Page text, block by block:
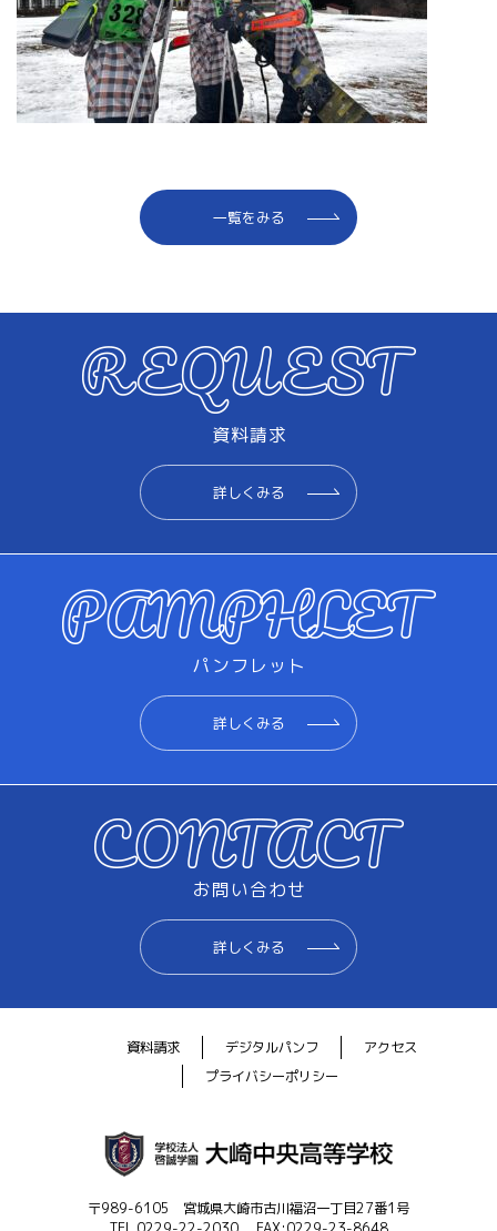
一覧をみる
資料請求
詳しくみる
パンフレット
詳しくみる
お問い合わせ
詳しくみる
資料請求 デジタルパンフ
アクセス
プライバシーポリシー
〒989-6105 宮城県大崎市古川福沼一丁目27番1号